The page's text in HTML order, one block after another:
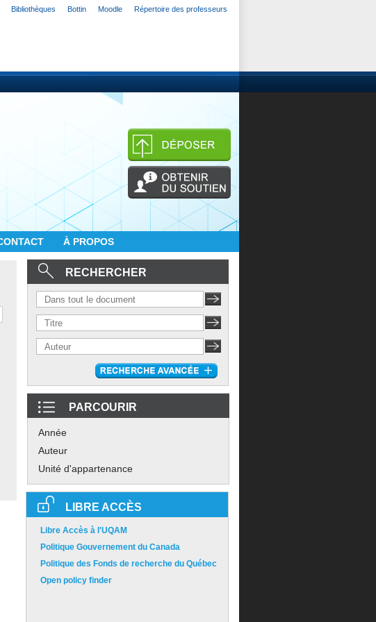
Bibliothèques Bottin Moodle Répertoire des professeurs
À PROPOS
RECHERCHER
PARCOURIR
Année
Auteur
Unité d'appartenance
LIBRE ACCÈS
Libre Accès à l'UQAM
Politique Gouvernement du Canada
Politique des Fonds de recherche du Québec
Open policy finder